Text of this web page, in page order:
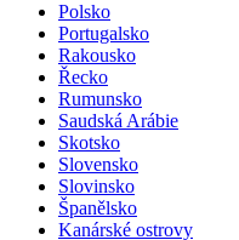
Polsko
Portugalsko
Rakousko
Řecko
Rumunsko
Saudská Arábie
Skotsko
Slovensko
Slovinsko
Španělsko
Kanárské ostrovy